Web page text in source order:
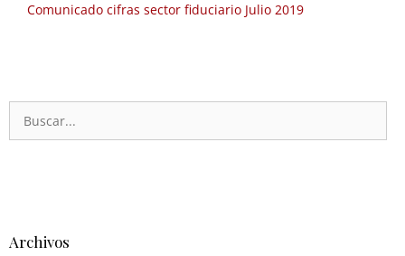
Comunicado cifras sector fiduciario Julio 2019
Archivos